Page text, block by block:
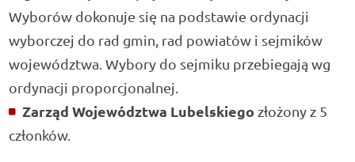
Wyborów dokonuje się na podstawie ordynacji
wyborczej do rad gmin, rad powiatów i sejmików
województwa. Wybory do sejmiku przebiegają wg
ordynacji proporcjonalnej.
Zarząd Województwa Lubelskiego złożony z 5
członków.